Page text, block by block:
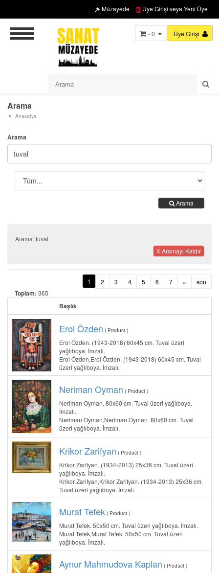
Müzayede Üye Girişi veya Yeni Üye
Üye Girişi
- 0
Arama
Anasafya
Arama
Arama
Arama: tuval
X Aramayı Kaldır
1 2 3 4 5 6 7 » son
Toplam: 365
Başlık
Erol Özden ( Product )
Erol Özden. (1943-2018) 60x45 cm. Tuval üzeri
yağlıboya. İmzalı.
Erol Özden,Erol Özden. (1943-2018) 60x45 cm. Tuval
üzeri yağlıboya. İmzalı.
Neriman Oyman ( Product )
Neriman Oyman. 80x60 cm. Tuval üzeri yağlıboya.
İmzalı.
Neriman Oyman,Neriman Oyman. 80x60 cm. Tuval
üzeri yağlıboya. İmzalı.
Krikor Zarifyan ( Product )
Krikor Zarifyan. (1934-2013) 25x36 cm. Tuval üzeri
yağlıboya. İmzalı.
Krikor Zarifyan,Krikor Zarifyan. (1934-2013) 25x36 cm.
Tuval üzeri yağlıboya. İmzalı.
Murat Tefek ( Product )
Murat Tefek. 50x50 cm. Tuval üzeri yağlıboya. İmzalı.
Murat Tefek,Murat Tefek. 50x50 cm. Tuval üzeri
yağlıboya. İmzalı.
Aynur Mahmudova Kaplan ( Product )